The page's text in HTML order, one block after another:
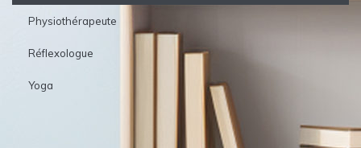
Physiothérapeute
Réflexologue
Yoga